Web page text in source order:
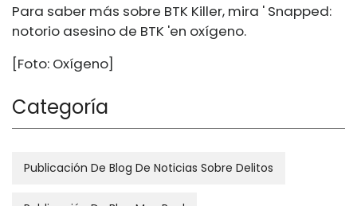
Para saber más sobre BTK Killer, mira ' Snapped:
notorio asesino de BTK 'en oxígeno.
[Foto: Oxígeno]
Categoría
Publicación De Blog De Noticias Sobre Delitos